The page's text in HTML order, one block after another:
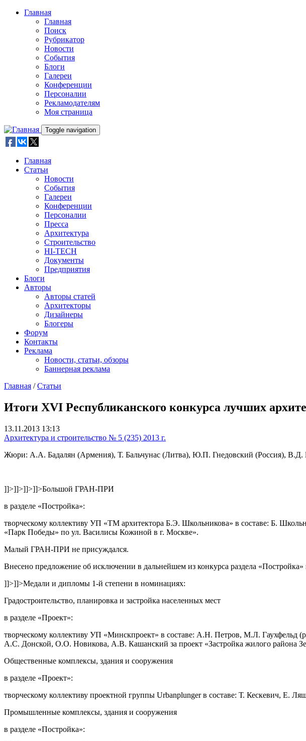
Skip to main content
Главная
Главная
Поиск
Рубрикатор
Новости
События
Блоги
Галереи
Конференции
Персоналии
Рекламодателям
Моя страница
Toggle navigation
Главная
Статьи
Новости
События
Галереи
Конференции
Персоналии
Пресса
Архитектура
Строительство
HI-TECH
Документы
Предприятия
Блоги
Авторы
Авторы статей
Архитекторы
Дизайнеры
Блогеры
Форум
Контакты
Реклама
Новости, статьи, обзоры
Баннерная реклама
Главная / Статьи
Итоги XVI Республиканского конкурса лучших
13.11.2013 13:13
Архитектура и строительство № 5 (235) 2013 г.
Жюри: А.А. Бадалян (Армения), Т. Бальчунас (Литва), Ю.П. Гнедовский (Россия),
]]>]]>]]>]]>Большой ГРАН-ПРИ
в разделе «Постройка»:
творческому коллективу УП «ТМ архитектора Б.Э. Школьникова» в составе: Б.
«Парк Победы» по ул. Василисы Кожиной в г. Москве».
Малый ГРАН-ПРИ не присуждался.
Внесено предложение об исключении в дальнейшем из конкурса раздела
]]>]]>Медали и дипломы 1-й степени в номинациях:
Градостроительство, планировка и застройка населенных мест
в разделе «Проект»:
творческому коллективу УП «Минскпроект» в составе: А.Н. Петров, М.Л.
А.С. Донской, О.О. Новикова, А.В. Кашанский за проект «Застройка жилого района
Общественные комплексы, здания и сооружения
в разделе «Проект»:
творческому коллективу проектной группы Urbanplunger в составе: Т. Кескевич, Е.
Промышленные комплексы, здания и сооружения
в разделе «Постройка»: